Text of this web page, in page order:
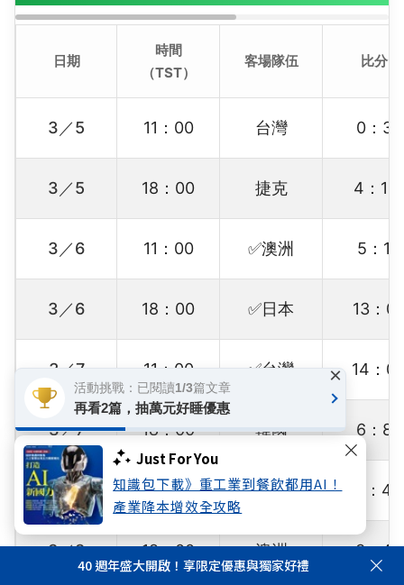
Just For You
知識包下載》重工業到餐飲都用AI！
產業降本增效全攻略
日期
時間
（TST）
客場隊伍 比分
3／5 11：00 台灣 0：3
3／5 18：00 捷克 4：11
3／6 11：00 ✅澳洲 5：1
3／6 18：00 ✅日本 13：0
3／7 11：00 ✅台灣 14：0
3／7 18：00 韓國 6：8
3／8 11：00 ✅台灣 5：4
3／8 18：00 澳洲 3：4
40 週年盛大開啟！享限定優惠與獨家好禮
活動挑戰：已閱讀1/3篇文章
再看2篇，抽萬元好睡優惠
×